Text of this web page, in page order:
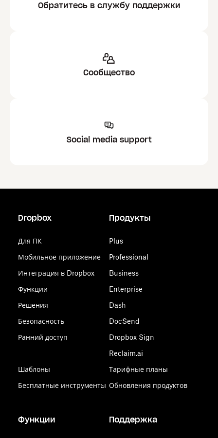
Обратитесь в службу поддержки
Сообщество
Social media support
Dropbox
Для ПК
Мобильное приложение
Интеграция в Dropbox
Функции
Решения
Безопасность
Ранний доступ
Шаблоны
Бесплатные инструменты
Продукты
Plus
Professional
Business
Enterprise
Dash
DocSend
Dropbox Sign
Reclaim.ai
Тарифные планы
Обновления продуктов
Функции Поддержка